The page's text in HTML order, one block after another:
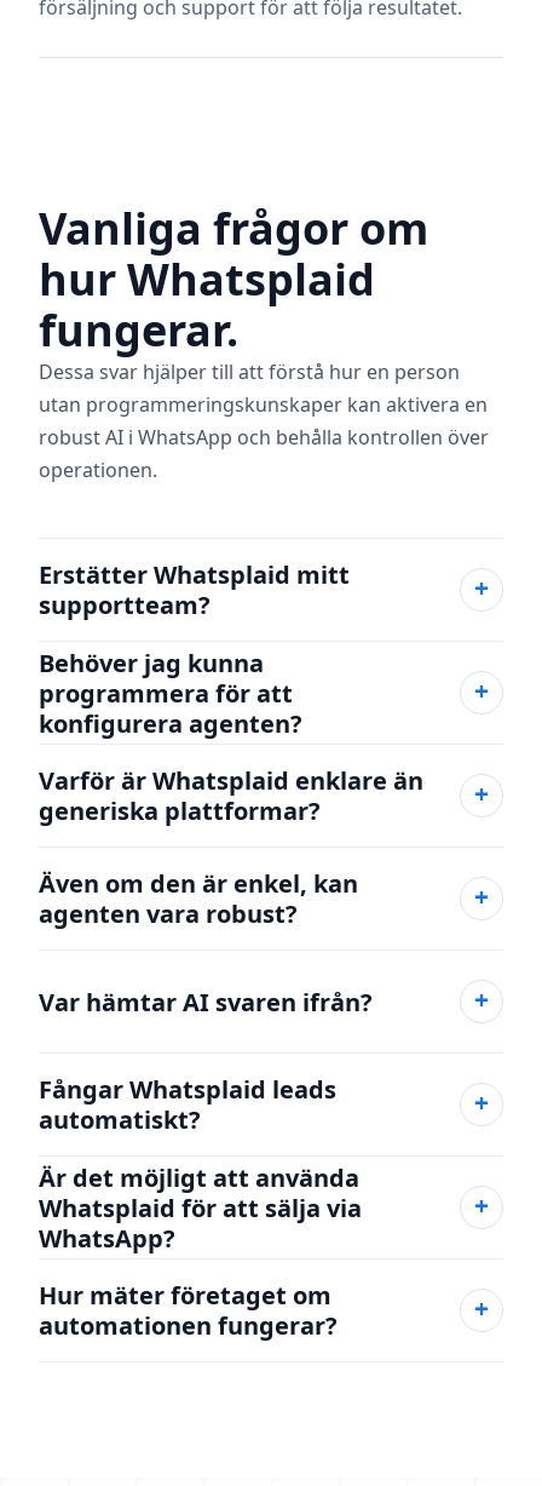
försäljning och support för att följa resultatet.
Vanliga frågor om
hur Whatsplaid
fungerar.
Dessa svar hjälper till att förstå hur en person
utan programmeringskunskaper kan aktivera en
robust AI i WhatsApp och behålla kontrollen över
operationen.
Erstätter Whatsplaid mitt
supportteam?
Behöver jag kunna
programmera för att
konfigurera agenten?
Varför är Whatsplaid enklare än
generiska plattformar?
Även om den är enkel, kan
agenten vara robust?
Var hämtar AI svaren ifrån?
Fångar Whatsplaid leads
automatiskt?
Är det möjligt att använda
Whatsplaid för att sälja via
WhatsApp?
Hur mäter företaget om
automationen fungerar?